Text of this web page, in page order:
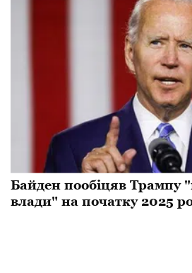
Байден пообіцяв Трампу
влади" на початку 2025